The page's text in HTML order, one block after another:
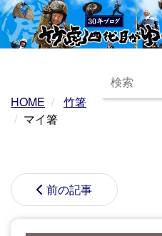
HOME
竹箸
マイ箸
前の記事